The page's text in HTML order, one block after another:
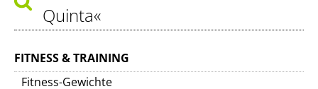
Quinta«
FITNESS & TRAINING
Fitness-Gewichte